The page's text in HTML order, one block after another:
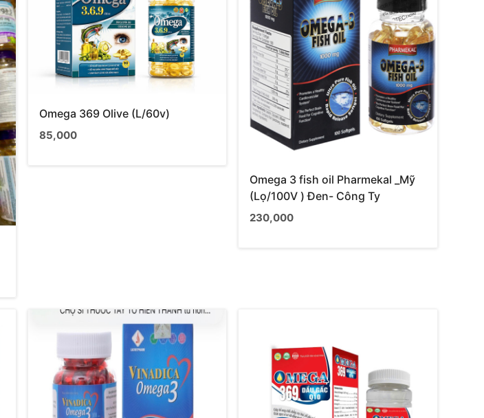
Omega 369 Olive (L/60v)
85,000
Omega 3 fish oil Pharmekal _Mỹ
(Lọ/100V ) Đen- Công Ty
230,000